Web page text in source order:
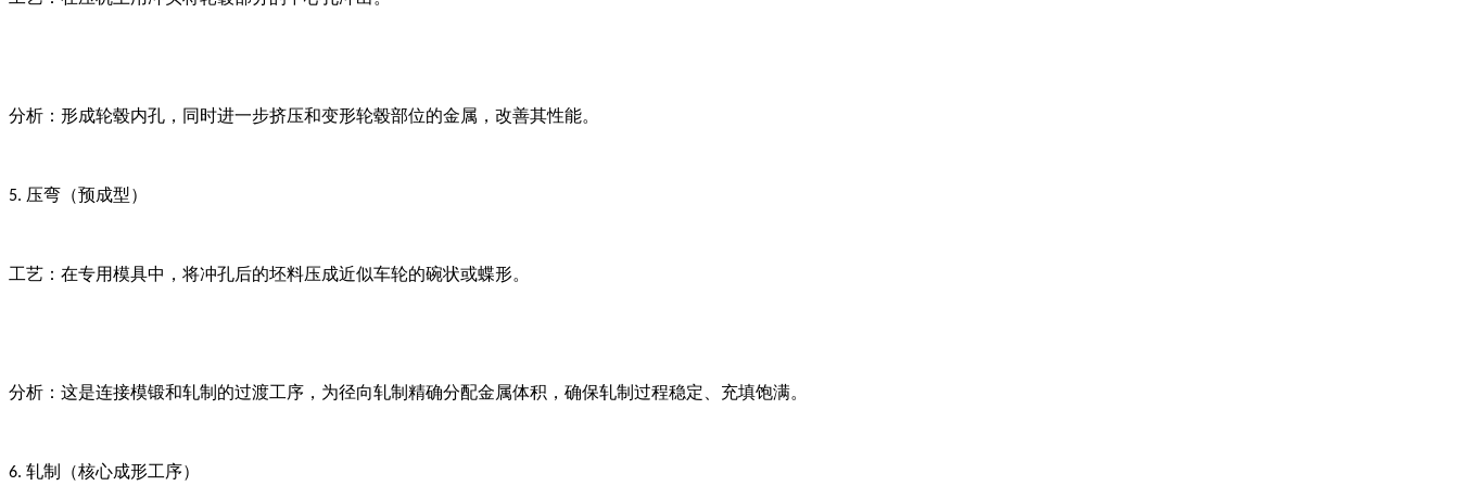
分析：形成轮毂内孔，同时进一步挤压和变形轮毂部位的金属，改善其性能。
5. 压弯（预成型）
工艺：在专用模具中，将冲孔后的坯料压成近似车轮的碗状或蝶形。
分析：这是连接模锻和轧制的过渡工序，为径向轧制精确分配金属体积，确保轧制过程稳定、充填饱满。
6. 轧制（核心成形工序）